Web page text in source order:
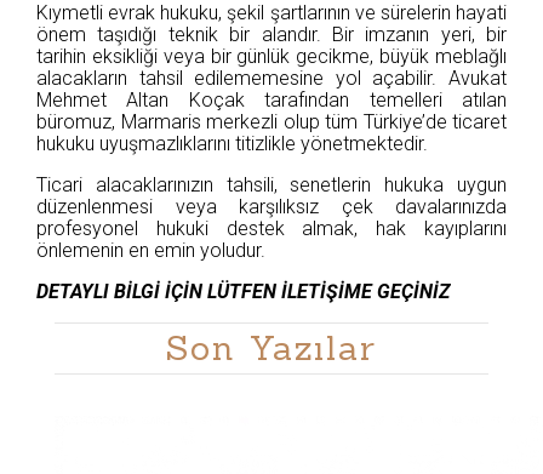
Kıymetli evrak hukuku, şekil şartlarının ve sürelerin hayati
önem taşıdığı teknik bir alandır. Bir imzanın yeri, bir
tarihin eksikliği veya bir günlük gecikme, büyük meblağlı
alacakların tahsil edilememesine yol açabilir. Avukat
Mehmet Altan Koçak tarafından temelleri atılan
büromuz, Marmaris merkezli olup tüm Türkiye’de ticaret
hukuku uyuşmazlıklarını titizlikle yönetmektedir.
Ticari alacaklarınızın tahsili, senetlerin hukuka uygun
düzenlenmesi veya karşılıksız çek davalarınızda
profesyonel hukuki destek almak, hak kayıplarını
önlemenin en emin yoludur.
DETAYLI BİLGİ İÇİN LÜTFEN İLETİŞİME GEÇİNİZ
Son Yazılar